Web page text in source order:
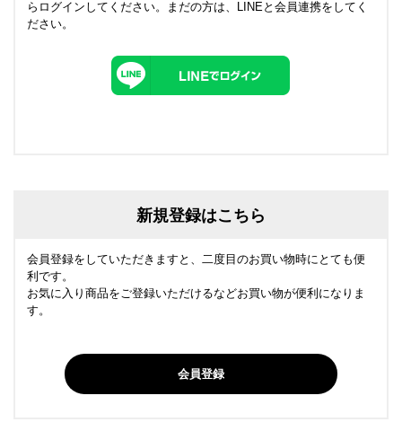
らログインしてください。まだの方は、
LINEと会員連携をしてく
ださい。
新規登録はこちら
会員登録をしていただきますと、二度目のお買い物時にとても便
利です。
お気に入り商品をご登録いただけるなどお買い物が便利になりま
す。
会員登録